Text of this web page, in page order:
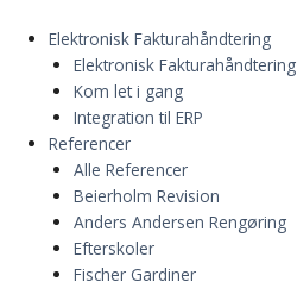
Elektronisk Fakturahåndtering
Elektronisk Fakturahåndtering
Kom let i gang
Integration til ERP
Referencer
Alle Referencer
Beierholm Revision
Anders Andersen Rengøring
Efterskoler
Fischer Gardiner